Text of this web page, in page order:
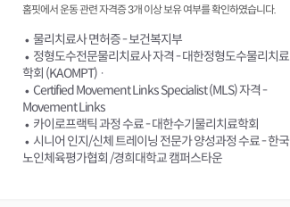
홈핏에서 운동 관련 자격증 3개 이상 보유 여부를 확인하였습니다.
물리치료사 면허증 - 보건복지부
정형도수전문물리치료사 자격 - 대한정형도수물리치료
학회 (KAOMPT) ·
Certified Movement Links Specialist (MLS) 자격 -
Movement Links
카이로프랙틱 과정 수료 - 대한수기물리치료학회
시니어 인지/신체 트레이닝 전문가 양성과정 수료 - 한국
노인체육평가협회 /경희대학교 캠퍼스타운